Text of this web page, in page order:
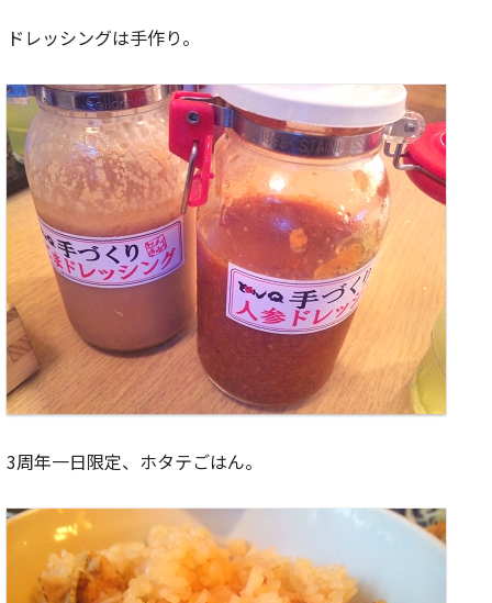
ドレッシングは手作り。
3周年一日限定、ホタテごはん。